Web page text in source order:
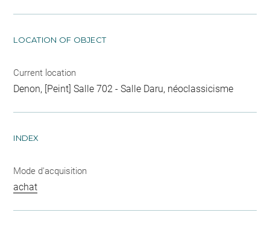
LOCATION OF OBJECT
Current location
Denon, [Peint] Salle 702 - Salle Daru, néoclassicisme
INDEX
Mode d'acquisition
achat